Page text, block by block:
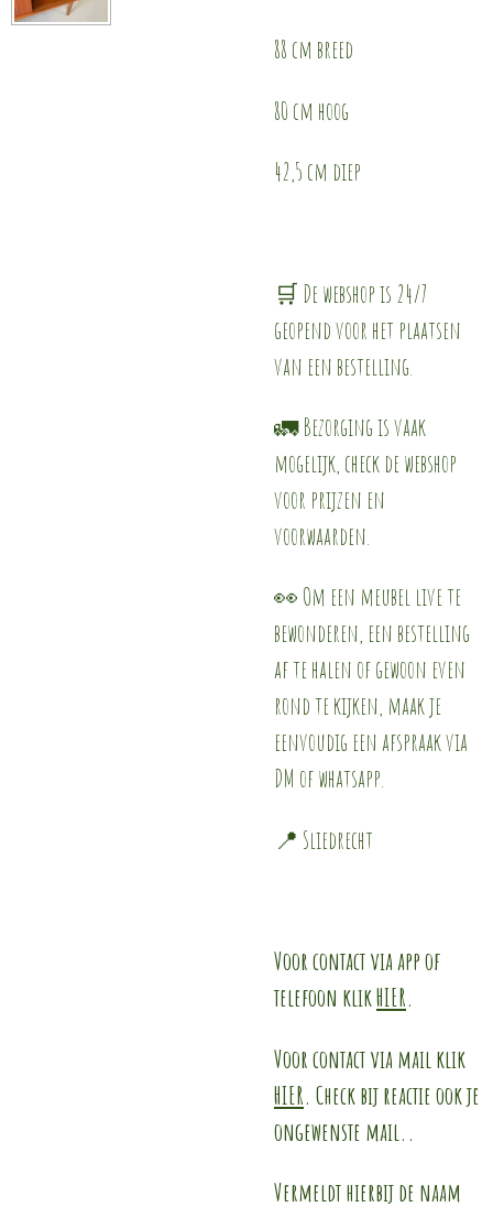
88 cm breed
80 cm hoog
42,5 cm diep
🛒 De webshop is 24/7
geopend voor het plaatsen
van een bestelling.
🚛 Bezorging is vaak
mogelijk, check de webshop
voor prijzen en
voorwaarden.
👀 Om een meubel live te
bewonderen, een bestelling
af te halen of gewoon even
rond te kijken, maak je
eenvoudig een afspraak via
DM of whatsapp.
📍 Sliedrecht
Voor contact via app of
telefoon klikHIER.
Voor contact via mail klik
HIER. Check bij reactie ook je
ongewenste mail..
Vermeldt hierbij de naam